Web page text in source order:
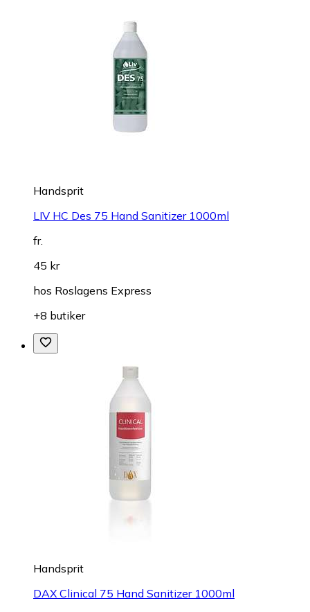
Handsprit
LIV HC Des 75 Hand Sanitizer 1000ml
fr.
45 kr
hos Roslagens Express
+8 butiker
Handsprit
DAX Clinical 75 Hand Sanitizer 1000ml